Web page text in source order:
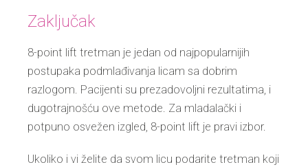
Zaključak
8-point lift tretman je jedan od najpopularnijih
postupaka podmlađivanja licam sa dobrim
razlogom. Pacijenti su prezadovoljni rezultatima, i
dugotrajnošću ove metode. Za mladalački i
potpuno osvežen izgled, 8-point lift je pravi izbor.
Ukoliko i vi želite da svom licu podarite tretman koji